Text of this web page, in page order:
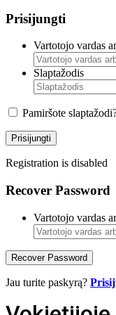
Prisijungti
Vartotojo vardas
Slaptažodis
Pamiršote
Prisijungti
Registration is disabled
Recover Password
Vartotojo vardas
Recover Password
Jau turite paskyrą?